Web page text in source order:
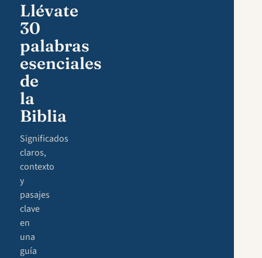
Llévate
30
palabras
esenciales
de
la
Biblia
Significados
claros,
contexto
y
pasajes
clave
en
una
guía